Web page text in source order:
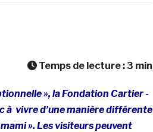
Temps de lecture : 3 min
», la Fondation Cartier -
à vivre d’une manière différente
». Les visiteurs peuvent